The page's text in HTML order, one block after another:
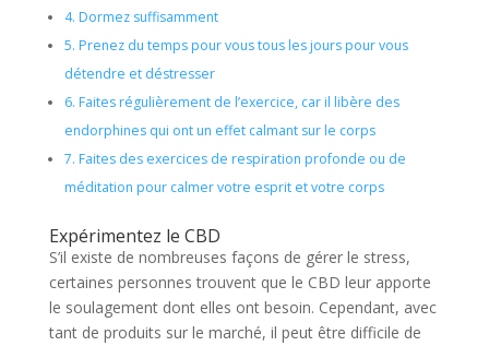
4. Dormez suffisamment
5. Prenez du temps pour vous tous les jours pour vous
détendre et déstresser
6. Faites régulièrement de l’exercice, car il libère des
endorphines qui ont un effet calmant sur le corps
7. Faites des exercices de respiration profonde ou de
méditation pour calmer votre esprit et votre corps
Expérimentez le CBD
S’il existe de nombreuses façons de gérer le stress,
certaines personnes trouvent que le CBD leur apporte
le soulagement dont elles ont besoin. Cependant, avec
tant de produits sur le marché, il peut être difficile de